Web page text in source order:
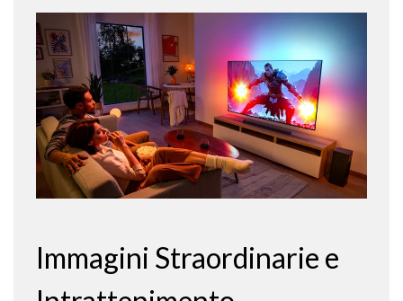
Immagini Straordinarie e